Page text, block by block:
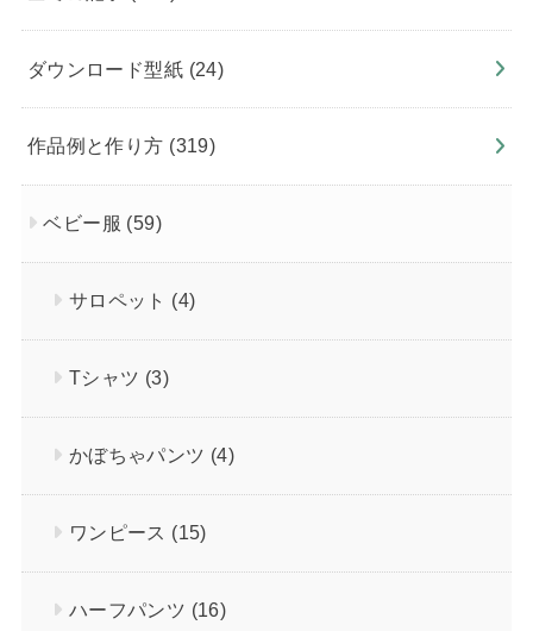
ダウンロード型紙 (24)
作品例と作り方 (319)
ベビー服 (59)
サロペット (4)
Tシャツ (3)
かぼちゃパンツ (4)
ワンピース (15)
ハーフパンツ (16)